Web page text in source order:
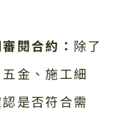
閱合約： 除了
金、施工細
是否符合需